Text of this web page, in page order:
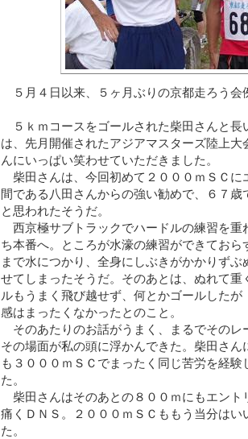
５月４日以来、５ヶ月ぶりの京都走ろう会
５ｋｍコースをゴールされた柴田さんと長
は、先月開催されたアジアマスターズ陸上
んにいっぱい笑わせていただきました。
柴田さんは、今回初めて２０００ｍＳＣに
間である八田さんからの強い勧めで、６７
と思われたそうだ。
西京極サブトラックでハードルの練習を重
ち本番へ。ところが水濠の練習ができてお
まで水につかり、全身にしぶきがかかりず
せてしまったそうだ。そのあとは、ぬれて重
ルもうまく飛び越せず、何とかゴールした
感はまったくなかったとのこと。
そのあたりのお話がうまく、まるでそのレ
その場面が私の頭に浮かんできた。柴田さ
も３０００ｍＳＣでまったく同じ苦労を経
た。
柴田さんはそのあとの８００ｍにもエント
痛くＤＮＳ。２０００ｍＳＣももう当分はい
た。